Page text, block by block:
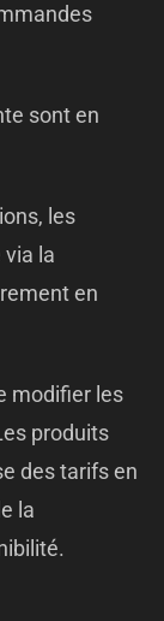
sont en
les
la
en
modifier les
produits
des tarifs en
la